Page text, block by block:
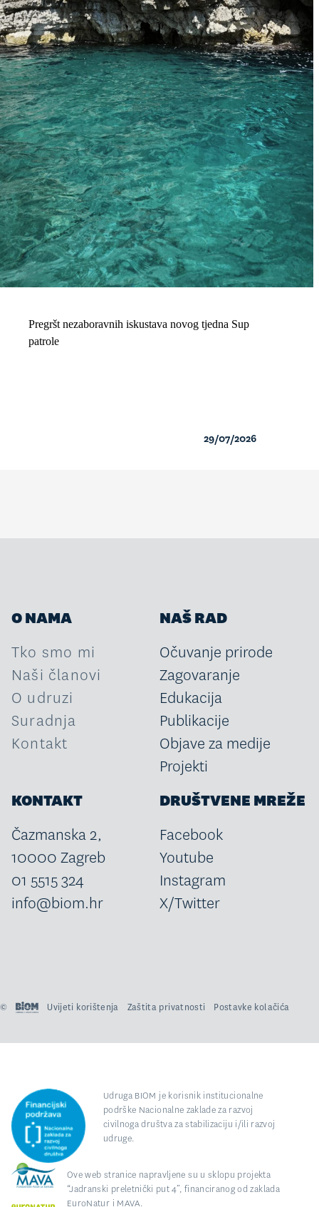
Pregršt nezaboravnih iskustava novog tjedna Sup
patrole
29/07/2026
O NAMA
Tko smo mi
Naši članovi
O udruzi
Suradnja
Kontakt
NAŠ RAD
Očuvanje prirode
Zagovaranje
Edukacija
Publikacije
Objave za medije
Projekti
KONTAKT
Čazmanska 2,
10000 Zagreb
01 5515 324
info@biom.hr
DRUŠTVENE MREŽE
Facebook
Youtube
Instagram
X/Twitter
© Uvijeti korištenja Zaštita privatnosti Postavke kolačića
Udruga BIOM je korisnik institucionalne
podrške Nacionalne zaklade za razvoj
civilnoga društva za stabilizaciju i/ili razvoj
udruge.
Ove web stranice napravljene su u sklopu projekta
“Jadranski preletnički put 4”, financiranog od zaklada
EuroNatur i MAVA.